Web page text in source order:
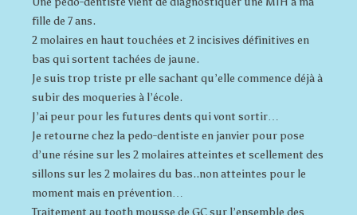
fille de 7 ans.
2 molaires en haut touchées et 2 incisives définitives en
bas qui sortent tachées de jaune.
Je suis trop triste pr elle sachant qu’elle commence déjà à
subir des moqueries à l’école.
J’ai peur pour les futures dents qui vont sortir…
Je retourne chez la pedo-dentiste en janvier pour pose
d’une résine sur les 2 molaires atteintes et scellement des
sillons sur les 2 molaires du bas..non atteintes pour le
moment mais en prévention…